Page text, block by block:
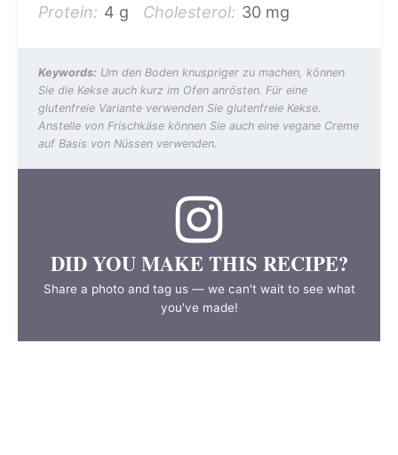
Protein: 4 g Cholesterol: 30 mg
Keywords: Um den Boden knuspriger zu machen, können
Sie die Kekse auch kurz im Ofen anrösten. Für eine
glutenfreie Variante verwenden Sie glutenfreie Kekse.
Anstelle von Frischkäse können Sie auch eine vegane Creme
auf Basis von Nüssen verwenden.
DID YOU MAKE THIS RECIPE?
Share a photo and tag us — we can't wait to see what
you've made!